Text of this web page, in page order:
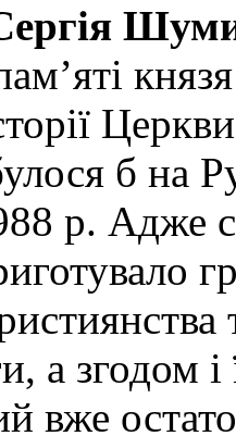
б на
р. Адже
а згодом
вже